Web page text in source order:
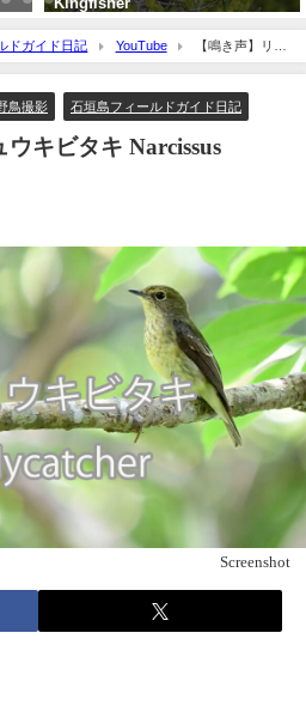
Kingfisher
ドガイド日記 YouTube
【鳴き声】リュ
鳥撮影 石垣島フィールドガイド日記
ウキビタキ Narcissus
Screenshot